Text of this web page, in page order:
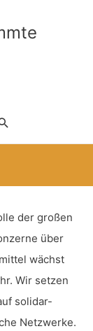
der großen
über
wächst
Wir setzen
solidar-
Netzwerke.